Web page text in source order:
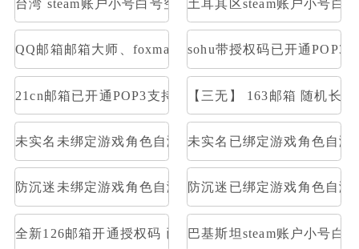
台湾 steam账户小号白号空号方舟土耳其区steam账户小号白
QQ邮箱邮箱大师、foxmail等登陆,不是网页登陆，是授
sohu带授权码已开通POP3
21cn邮箱已开通POP3支持邮箱大师直登/支持网页登/
【三无】 163邮箱 随机长
未实名未绑定游戏角色自测部分存在角色未实名已绑定游戏角色自测
防沉迷未绑定游戏角色自测部分存在角色防沉迷已绑定游戏角色自测
全新126邮箱开通授权码 已开通Pop3，imap 格式：账
巴基斯坦steam账户小号白